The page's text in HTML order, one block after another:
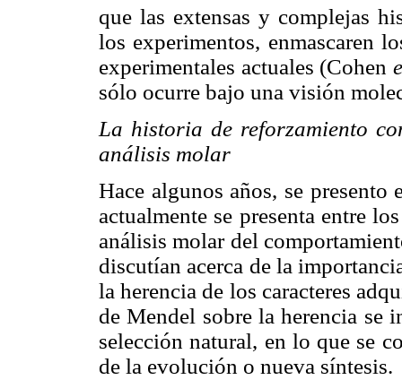
que las extensas y complejas
los experimentos, enmascaren
experimentales actuales (Cohen
sólo ocurre bajo una visión
La historia de reforzamiento
análisis molar
Hace algunos años, se
actualmente se presenta entre
análisis molar del
discutían acerca de la
la herencia de los caracteres
de Mendel sobre la herencia se
selección natural, en lo que se
de la evolución o nueva síntesis.